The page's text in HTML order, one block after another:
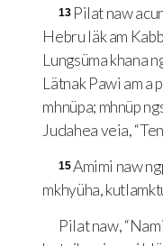
13 Pilat naw
Hebru läk am
Lungsüma khana
Lätnak Pawi am a
mhnüpa; mhnüp
Judahea veia,
15Amimi naw
mkhyüha,
Pilat naw,